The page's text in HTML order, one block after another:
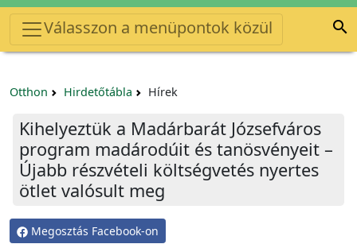
Válasszon a menüpontok közül 
Otthon Hirdetőtábla Hírek
Kihelyeztük a Madárbarát Józsefváros
program madárodúit és tanösvényeit –
Újabb részvételi költségvetés nyertes
ötlet valósult meg
Megosztás Facebook-on